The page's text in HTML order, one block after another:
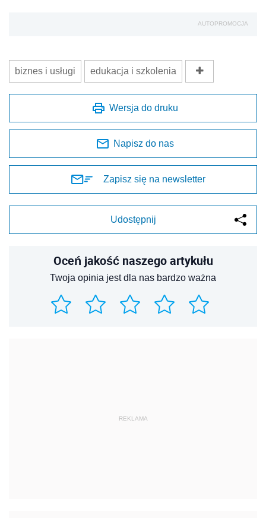
AUTOPROMOCJA
biznes i usługi edukacja i szkolenia
Wersja do druku
Napisz do nas
Zapisz się na newsletter
Udostępnij
Oceń jakość naszego artykułu
Twoja opinia jest dla nas bardzo ważna
REKLAMA